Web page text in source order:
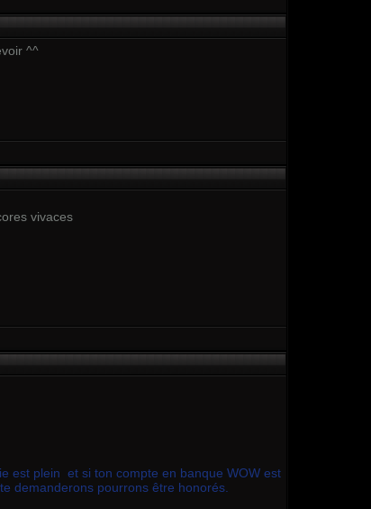
^^
vivaces
est plein et si ton compte en banque WOW est
demanderons pourrons être honorés.